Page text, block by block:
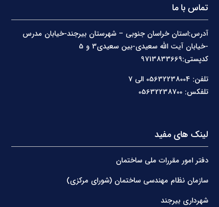
تماس با ما
آدرس:استان خراسان جنوبی – شهرستان بیرجند-خیابان مدرس
کدپستی:9713833669
تلفن: 05632238004 الی 7
تلفکس: 05632238700
لینک های مفید
دفتر امور مقررات ملی ساختمان
سازمان نظام مهندسی ساختمان (شورای مرکزی)
شهرداری بیرجند